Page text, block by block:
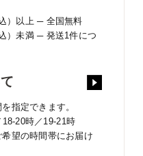
）以上 ─ 全国無料
）未満 ─ 発送1件につ
指定できます。
20時／19-21時
望の時間帯にお届け